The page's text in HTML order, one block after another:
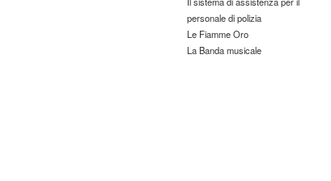
personale di polizia
Le Fiamme Oro
La Banda musicale